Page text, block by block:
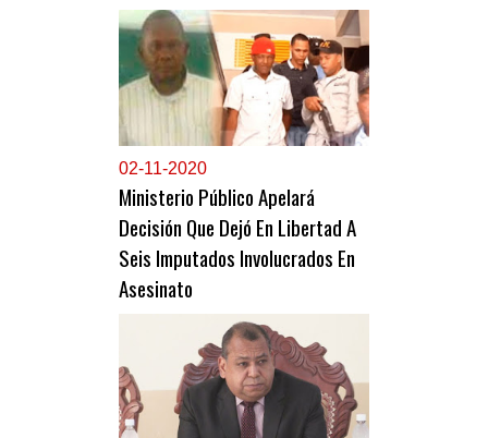
02-11-2020
Ministerio Público Apelará
Decisión Que Dejó En Libertad A
Seis Imputados Involucrados En
Asesinato